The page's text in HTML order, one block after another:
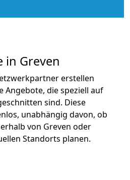
in Greven
erstellen
Angebote, die speziell auf
sind. Diese
unabhängig davon, ob
von Greven oder
Standorts planen.